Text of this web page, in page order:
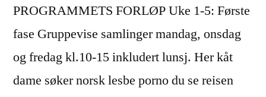
PROGRAMMETS FORLØP Uke 1-5: Første
fase Gruppevise samlinger mandag, onsdag
og fredag kl.10-15 inkludert lunsj. Her kåt
dame søker norsk lesbe porno du se reisen